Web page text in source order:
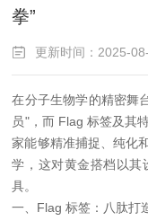
拳”
更新时间：2025-
在分子生物学的精密舞
员"，而 Flag 标签及其
家能够精准捕捉、纯化
学，这对黄金搭档以其
具。
一、Flag 标签：八肽打